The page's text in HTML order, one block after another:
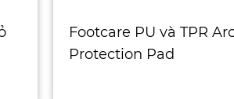
Footcare PU và TPR
Protection Pad